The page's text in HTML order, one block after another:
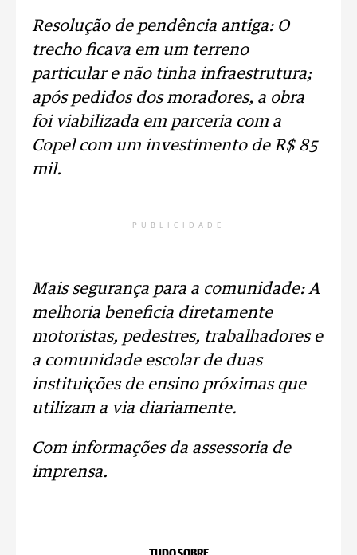
Resolução de pendência antiga: O
trecho ficava em um terreno
particular e não tinha infraestrutura;
após pedidos dos moradores, a obra
foi viabilizada em parceria com a
Copel com um investimento de R$ 85
mil.
PUBLICIDADE
Mais segurança para a comunidade: A
melhoria beneficia diretamente
motoristas, pedestres, trabalhadores e
a comunidade escolar de duas
instituições de ensino próximas que
utilizam a via diariamente.
Com informações da assessoria de
imprensa.